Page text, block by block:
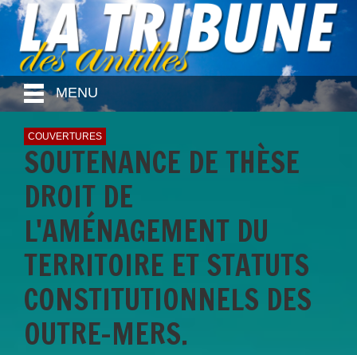
MENU
COUVERTURES
SOUTENANCE DE THÈSE
DROIT DE
L'AMÉNAGEMENT DU
TERRITOIRE ET STATUTS
CONSTITUTIONNELS DES
OUTRE-MERS.